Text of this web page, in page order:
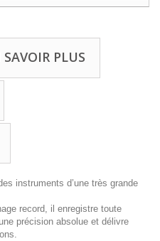
SAVOIR PLUS
instruments d’une très grande
record, il enregistre toute
précision absolue et délivre